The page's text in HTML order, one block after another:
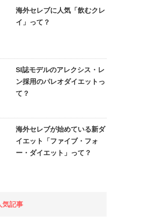
海外セレブに人気「飲むクレ
イ」って？
SI誌モデルのアレクシス・レ
ン採用のパレオダイエットっ
て？
海外セレブが始めている新ダ
イエット「ファイブ・フォ
ー・ダイエット」って？
気記事